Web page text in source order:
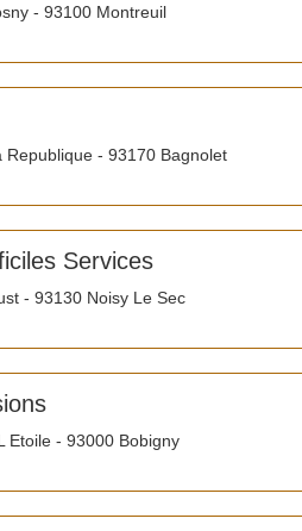
- 93100 Montreuil
- 93170 Bagnolet
Services
- 93130 Noisy Le Sec
- 93000 Bobigny